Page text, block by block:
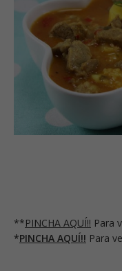
**PINCHA AQUÍ!! Para
*PINCHA AQUÍ!! Para